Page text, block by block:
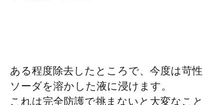
ある程度除去したところで、今度は苛性
ソーダを溶かした液に浸けます。
これは完全防護で挑まないと大変なこと